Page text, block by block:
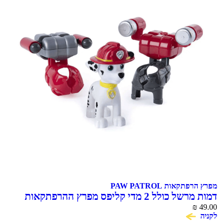
מפרץ הרפתקאות PAW PATROL
דמות מרשל כולל 2 מדי קליפס מפרץ ההרפתקאות
Action Pack Marshall
₪ 49.00
לקניה